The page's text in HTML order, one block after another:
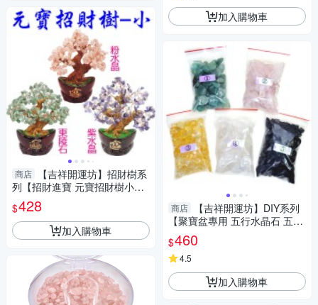
商店
【吉祥開運坊】招財樹系
列【招財進寶 元寶招財樹小型
天然水晶招財樹 】 淨化開光 擇
日
$428
加入購物車
加入購物車
商店
【吉祥開運坊】DIY系列
【聚寶盆專用 五行水晶石 五色
石 大顆 每個顏色200公克 共1k
g】已淨化
$460
4.5
加入購物車